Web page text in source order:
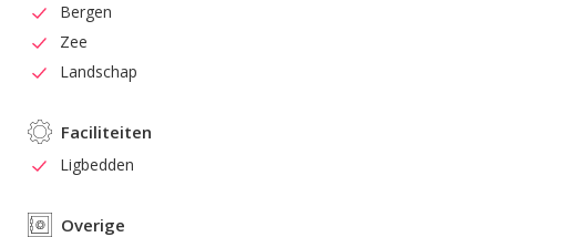
Bergen
Zee
Landschap
Faciliteiten
Ligbedden
Overige